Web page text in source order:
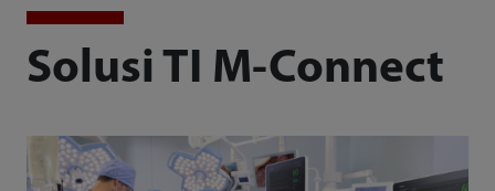
Solusi TI M-Connect